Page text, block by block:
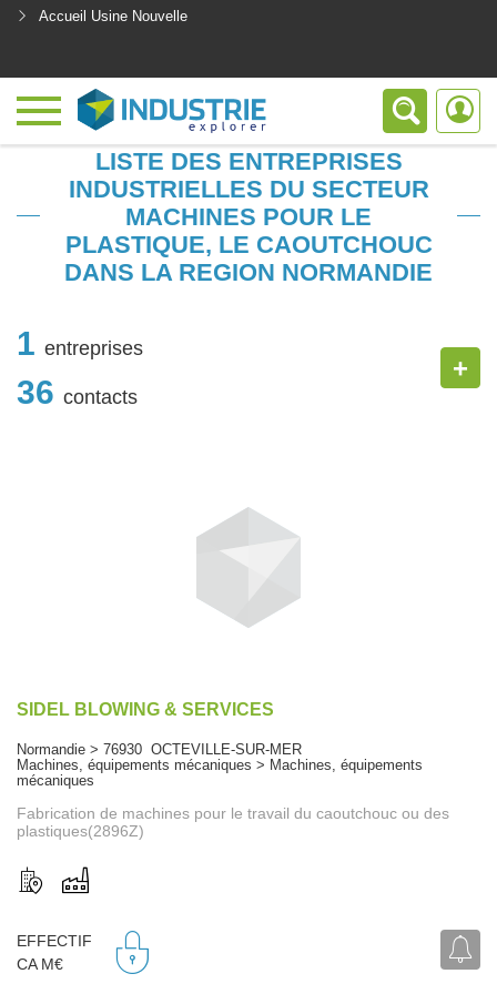
Accueil Usine Nouvelle
LISTE DES ENTREPRISES
INDUSTRIELLES DU SECTEUR
MACHINES POUR LE
PLASTIQUE, LE CAOUTCHOUC
DANS LA REGION NORMANDIE
1 entreprises
36 contacts
+
SIDEL BLOWING & SERVICES
Normandie > 76930 OCTEVILLE-SUR-MER
Machines, équipements mécaniques > Machines, équipements
mécaniques
Fabrication de machines pour le travail du caoutchouc ou des
plastiques(2896Z)
EFFECTIF
CA M€